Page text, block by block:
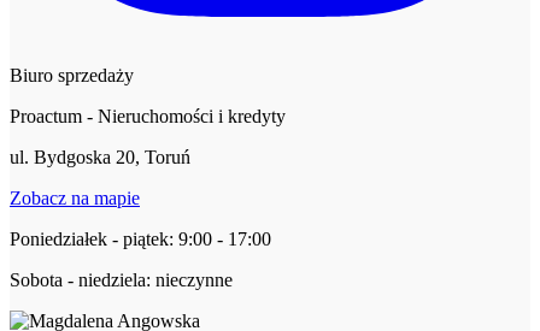
Biuro sprzedaży
Proactum - Nieruchomości i kredyty
ul. Bydgoska 20, Toruń
Zobacz na mapie
Poniedziałek - piątek: 9:00 - 17:00
Sobota - niedziela: nieczynne